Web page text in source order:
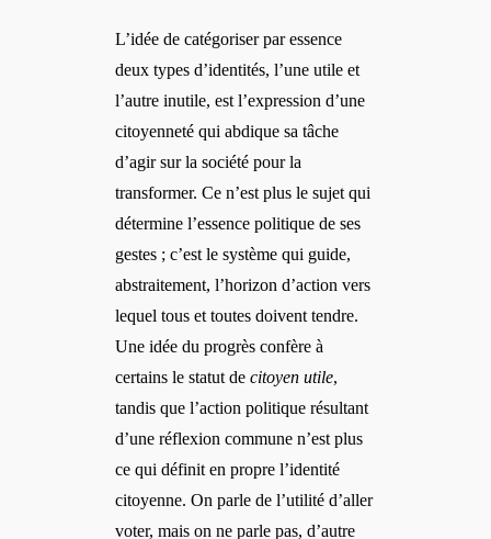
L’idée de catégoriser par essence
deux types d’identités, l’une utile et
l’autre inutile, est l’expression d’une
citoyenneté qui abdique sa tâche
d’agir sur la société pour la
transformer. Ce n’est plus le sujet qui
détermine l’essence politique de ses
gestes ; c’est le système qui guide,
abstraitement, l’horizon d’action vers
lequel tous et toutes doivent tendre.
Une idée du progrès confère à
certains le statut de citoyen utile,
tandis que l’action politique résultant
d’une réflexion commune n’est plus
ce qui définit en propre l’identité
citoyenne. On parle de l’utilité d’aller
voter, mais on ne parle pas, d’autre